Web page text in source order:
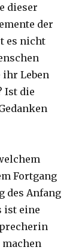
dieser
der
es nicht
Leben
Ist die
Fortgang
des Anfang
ist eine